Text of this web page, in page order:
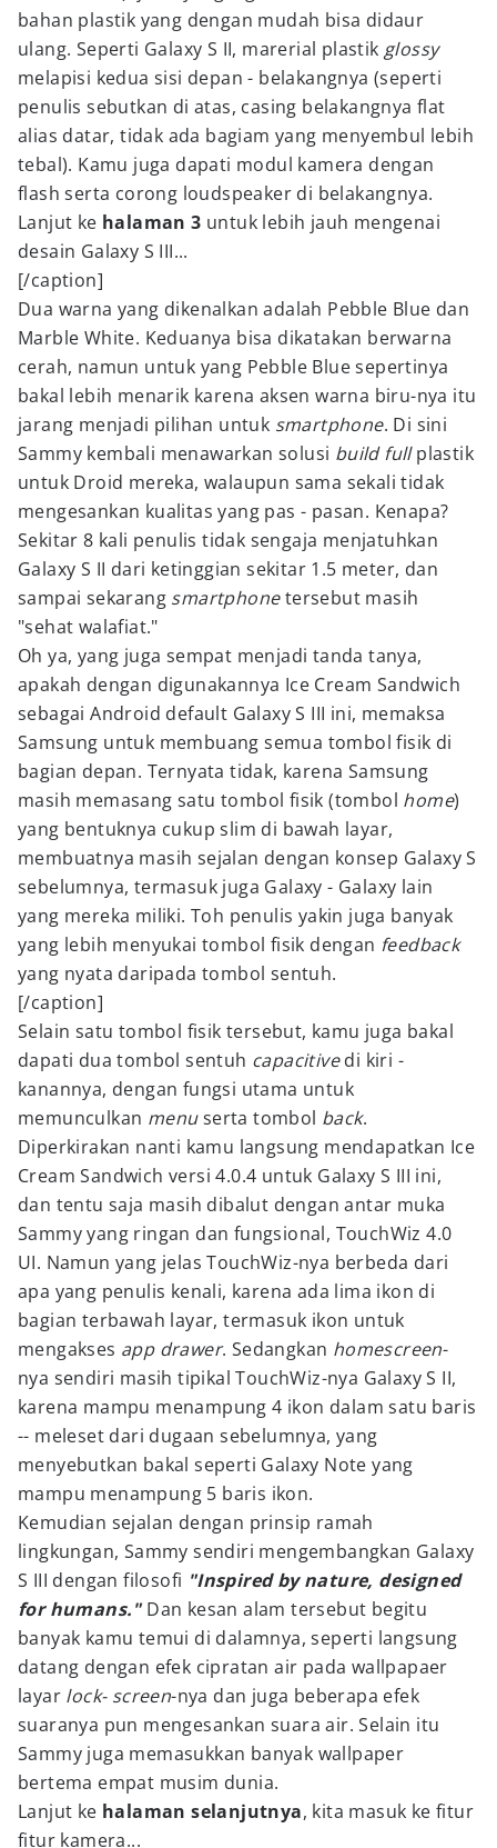
bahan plastik yang dengan mudah bisa didaur
ulang. Seperti Galaxy S II, marerial plastik glossy
melapisi kedua sisi depan - belakangnya (seperti
penulis sebutkan di atas, casing belakangnya flat
alias datar, tidak ada bagiam yang menyembul lebih
tebal). Kamu juga dapati modul kamera dengan
flash serta corong loudspeaker di belakangnya.
Lanjut ke halaman 3 untuk lebih jauh mengenai
desain Galaxy S III...
[/caption]
Dua warna yang dikenalkan adalah Pebble Blue dan
Marble White. Keduanya bisa dikatakan berwarna
cerah, namun untuk yang Pebble Blue sepertinya
bakal lebih menarik karena aksen warna biru-nya itu
jarang menjadi pilihan untuk smartphone. Di sini
Sammy kembali menawarkan solusi build fullplastik
untuk Droid mereka, walaupun sama sekali tidak
mengesankan kualitas yang pas - pasan. Kenapa?
Sekitar 8 kali penulis tidak sengaja menjatuhkan
Galaxy S II dari ketinggian sekitar 1.5 meter, dan
sampai sekarang smartphonetersebut masih
"sehat walafiat."
Oh ya, yang juga sempat menjadi tanda tanya,
apakah dengan digunakannya Ice Cream Sandwich
sebagai Android default Galaxy S III ini, memaksa
Samsung untuk membuang semua tombol fisik di
bagian depan. Ternyata tidak, karena Samsung
masih memasang satu tombol fisik (tombol home)
yang bentuknya cukup slim di bawah layar,
membuatnya masih sejalan dengan konsep Galaxy S
sebelumnya, termasuk juga Galaxy - Galaxy lain
yang mereka miliki. Toh penulis yakin juga banyak
yang lebih menyukai tombol fisik dengan feedback
yang nyata daripada tombol sentuh.
[/caption]
Selain satu tombol fisik tersebut, kamu juga bakal
dapati dua tombol sentuh capacitivedi kiri -
kanannya, dengan fungsi utama untuk
memunculkan menuserta tombol back.
Diperkirakan nanti kamu langsung mendapatkan Ice
Cream Sandwich versi 4.0.4 untuk Galaxy S III ini,
dan tentu saja masih dibalut dengan antar muka
Sammy yang ringan dan fungsional, TouchWiz 4.0
UI. Namun yang jelas TouchWiz-nya berbeda dari
apa yang penulis kenali, karena ada lima ikon di
bagian terbawah layar, termasuk ikon untuk
mengakses app drawer. Sedangkan homescreen-
nya sendiri masih tipikal TouchWiz-nya Galaxy S II,
karena mampu menampung 4 ikon dalam satu baris
-- meleset dari dugaan sebelumnya, yang
menyebutkan bakal seperti Galaxy Note yang
mampu menampung 5 baris ikon.
Kemudian sejalan dengan prinsip ramah
lingkungan, Sammy sendiri mengembangkan Galaxy
S III dengan filosofi "Inspired by nature, designed
for humans."Dan kesan alam tersebut begitu
banyak kamu temui di dalamnya, seperti langsung
datang dengan efek cipratan air pada wallpapaer
layar lock- screen-nya dan juga beberapa efek
suaranya pun mengesankan suara air. Selain itu
Sammy juga memasukkan banyak wallpaper
bertema empat musim dunia.
Lanjut ke halaman selanjutnya, kita masuk ke fitur
fitur kamera...